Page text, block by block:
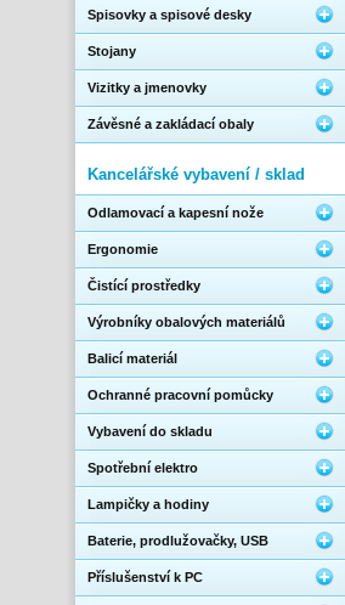
Spisovky a spisové desky
Stojany
Vizitky a jmenovky
Závěsné a zakládací obaly
Kancelářské vybavení / sklad
Odlamovací a kapesní nože
Ergonomie
Čistící prostředky
Výrobníky obalových materiálů
Balicí materiál
Ochranné pracovní pomůcky
Vybavení do skladu
Spotřební elektro
Lampičky a hodiny
Baterie, prodlužovačky, USB
Příslušenství k PC